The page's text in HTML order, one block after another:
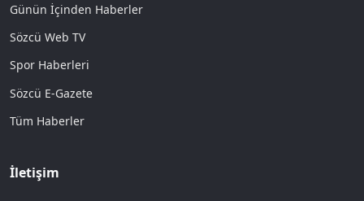
Günün İçinden Haberler
Sözcü Web TV
Spor Haberleri
Sözcü E-Gazete
Tüm Haberler
İletişim